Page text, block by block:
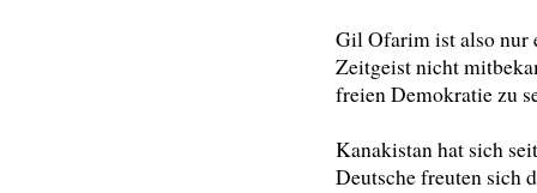
Gil Ofarim ist also nur
Zeitgeist nicht
freien Demokratie zu
Kanakistan hat sich
Deutsche freuten sich